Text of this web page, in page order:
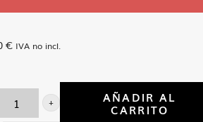
€ IVA no incl.
AÑADIR AL
CARRITO